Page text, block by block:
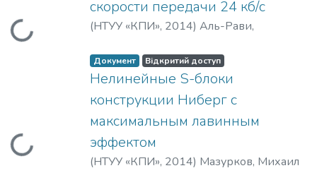
Вантажиться...
скорости передачи 24 кб/с
(НТУУ «КПИ», 2014) Аль-Рави,
Вантажиться...
Документ Відкритий доступ
Нелинейные S-блоки
конструкции Ниберг с
максимальным лавинным
эффектом
(НТУУ «КПИ», 2014) Мазурков, Михаил